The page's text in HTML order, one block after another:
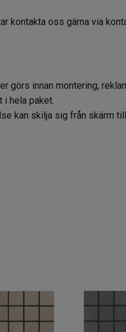
kontakta oss gärna via
görs innan montering,
hela paket.
kan skilja sig från skärm